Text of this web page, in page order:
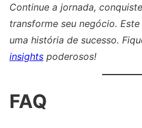
Continue a jornada,
transforme seu negócio.
uma história de sucesso.
insights poderosos!
FAQ